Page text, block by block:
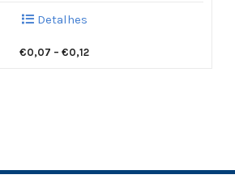
Detalhes
€0,07 – €0,12